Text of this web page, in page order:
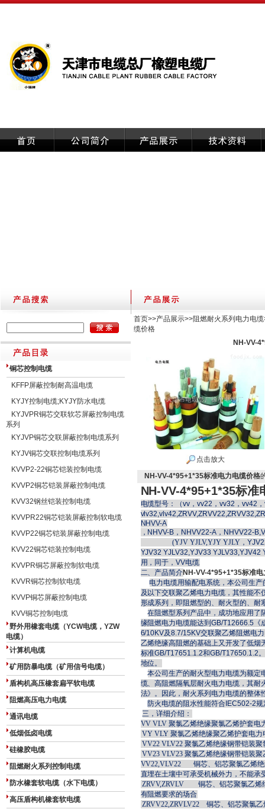
铜芯控制电缆
KFFP屏蔽控制耐高温电缆
KYJY控制电缆;KYJY防水电缆
KYJVPR铜芯交联软芯屏蔽控制电缆
系列
KYJVP铜芯交联屏蔽控制电缆系列
KYJV铜芯交联控制电缆系列
KVVP2-22铜芯铠装控制电缆
KVVP2铜芯铠装屏蔽控制电缆
KVV32钢丝铠装控制电缆
KVVPR22铜芯铠装屏蔽控制软电缆
KVVP22铜芯铠装屏蔽控制电缆
KVV22铜芯铠装控制电缆
KVVPR铜芯屏蔽控制软电缆
KVVR铜芯控制软电缆
KVVP铜芯屏蔽控制电缆
KVV铜芯控制电缆
野外用橡套电缆（YCW电缆，YZW
电缆）
计算机电缆
矿用防暴电缆（矿用信号电缆）
盾构机高压橡套扁平软电缆
阻燃高压电力电缆
通讯电缆
低烟低卤电缆
硅橡胶电缆
阻燃耐火系列控制电缆
防水橡套软电缆（水下电缆）
高压盾构机橡套软电缆
首页>>产品展示>>阻燃耐火系列电力电缆
缆价格
NH-VV-
点击放大
NH-VV-4*95+1*35标准电力电缆价格
NH-VV-4*95+1*35标准
电缆型号：（vv，vv22，vv32，vv42
NHVV-A
， NHVV-B ，NHVV22-A，NHVV22-
(YJV YJLV,YJY YJLY ，
YJV32 YJLV32,YJV33
用，同于，VV电缆
二、产品简介NH-VV-4*95+1*35标准
电力电缆用输配电系统，本公司生
及以下交联聚乙烯电力电缆，其性能
形成系列，即阻燃型的、耐火型的、耐
在阻燃型系列产品中，成功地应用了
缘阻燃电力电缆能达到GB/T12666.5
6/10KV及8.7/15KV交联聚乙烯阻燃电
乙烯绝缘高阻燃的基础上又开发了低
标准GB/T17651.1.2和GB/T17650.1.2
地位。
本公司生产的耐火型电力电缆为额定
缆、高阻燃隔氧层耐火电力电缆，其
法》。因此，耐火系列电力电缆的整体
防火电缆的阻水性能符合 IEC502-2规
三，详细介绍：
VV VLV聚氯乙烯绝缘聚氯乙烯护套电
VY VLY聚氯乙烯绝缘聚乙烯护套电
VV22 VLV22聚氯乙烯绝缘钢带铠装
VV23 VLV23聚氯乙烯绝缘钢带铠装
VV22,VLV22铜芯、铝芯聚氯乙烯
直埋在土壤中可承受机械外力，不能承
ZRVV,ZRVLV铜芯、铝芯聚氯乙烯
有阻燃要求的场合
ZRVV22,ZRVLV22铜芯、铝芯聚氯